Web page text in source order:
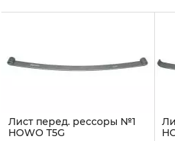
Лист перед. рессоры №1
HOWO T5G